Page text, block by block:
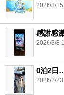
2026/3/15
感謝感
2026/3/8
0泊2日
2026/2/23